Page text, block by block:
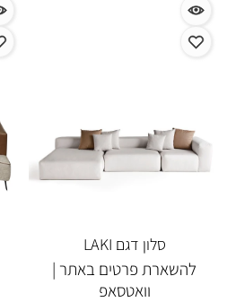
סלון דגם LAKI
להשארת פרטים באתר |
וואטסאפ